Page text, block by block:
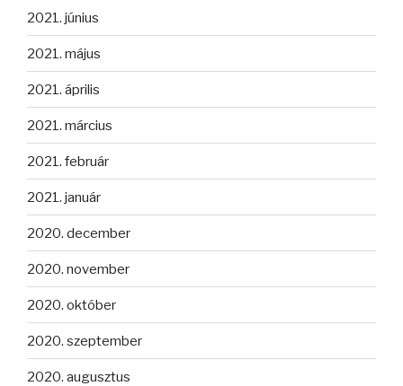
2021. június
2021. május
2021. április
2021. március
2021. február
2021. január
2020. december
2020. november
2020. október
2020. szeptember
2020. augusztus